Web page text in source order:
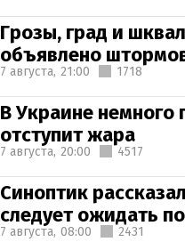
Грозы, град и
объявлено
7 августа, 21:00 1718
В Украине немного
отступит жара
7 августа, 20:00 4517
Синоптик
следует ожидать
7 августа, 08:00 2431